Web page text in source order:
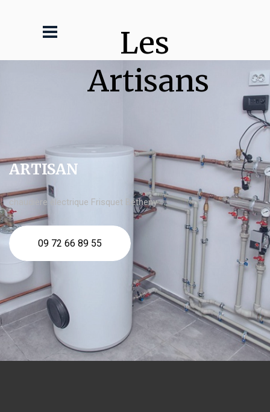
Les
Artisans
ARTISAN
chaudière électrique Frisquet Bétheny
09 72 66 89 55